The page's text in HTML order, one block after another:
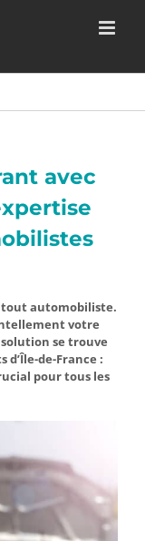
avec
tout automobiliste.
votre
se trouve
de-France :
pour tous les